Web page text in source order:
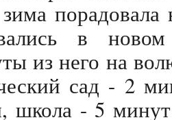
в
из него на
сад - 2
школа - 5